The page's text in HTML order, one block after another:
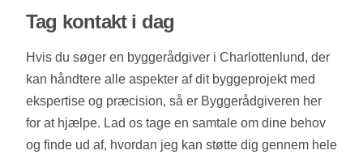
Tag kontakt i dag
Hvis du søger en byggerådgiver i Charlottenlund, der
kan håndtere alle aspekter af dit byggeprojekt med
ekspertise og præcision, så er Byggerådgiveren her
for at hjælpe. Lad os tage en samtale om dine behov
og finde ud af, hvordan jeg kan støtte dig gennem hele